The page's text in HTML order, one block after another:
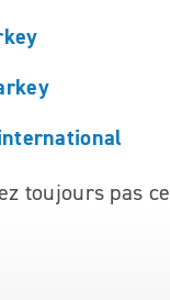
toujours pas